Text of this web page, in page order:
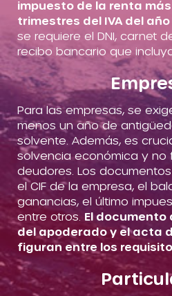
impuesto de la renta
trimestres del IVA del
se requiere el DNI, carnet
recibo bancario que
Para las empresas, se
menos un año de
solvente. Además, es
solvencia económica y no
deudores. Los
el CIF de la empresa, el
ganancias, el último
entre otros. El
del apoderado y el acta
figuran entre los